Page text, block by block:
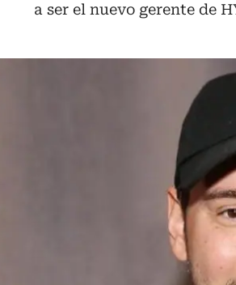
a ser el nuevo gerente de